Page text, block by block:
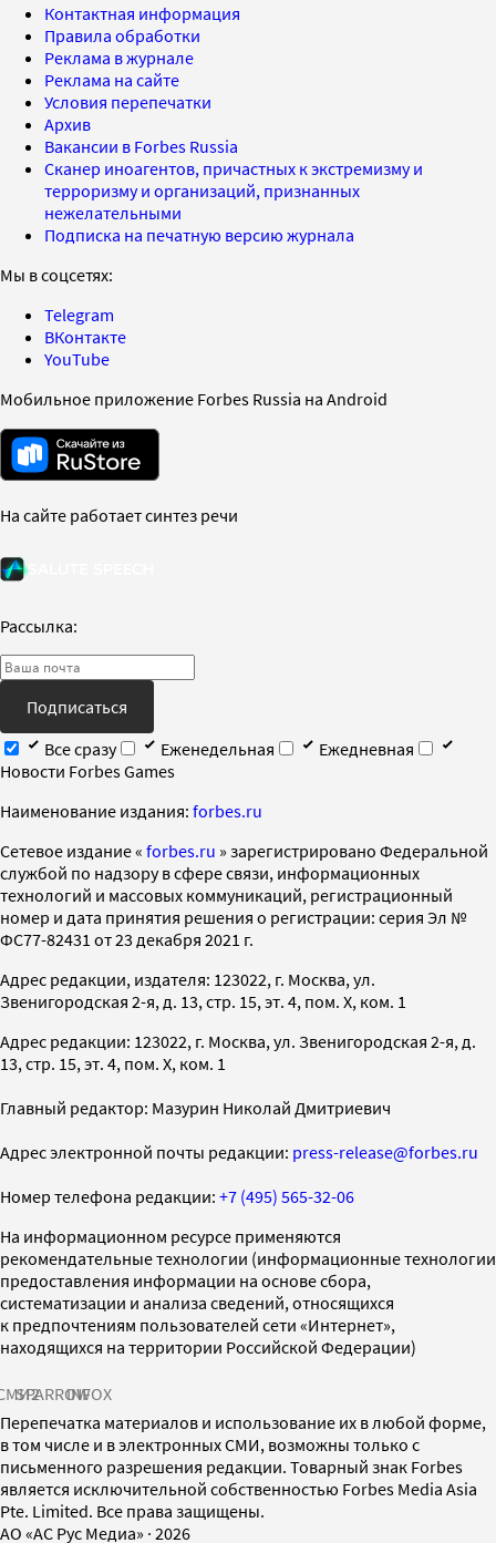
Контактная информация
Правила обработки
Реклама в журнале
Реклама на сайте
Условия перепечатки
Архив
Вакансии в Forbes Russia
Сканер иноагентов, причастных к экстремизму и
терроризму и организаций, признанных
нежелательными
Подписка на печатную версию журнала
Мы в соцсетях:
Telegram
ВКонтакте
YouTube
Мобильное приложение Forbes Russia на Android
На сайте работает синтез речи
Рассылка:
Подписаться
Все сразу
Еженедельная
Ежедневная
Новости Forbes Games
Наименование издания: forbes.ru
Cетевое издание « forbes.ru » зарегистрировано Федеральной
службой по надзору в сфере связи, информационных
технологий и массовых коммуникаций, регистрационный
номер и дата принятия решения о регистрации: серия Эл №
ФС77-82431 от 23 декабря 2021 г.
Адрес редакции, издателя: 123022, г. Москва, ул.
Звенигородская 2-я, д. 13, стр. 15, эт. 4, пом. X, ком. 1
Адрес редакции: 123022, г. Москва, ул. Звенигородская 2-я, д.
13, стр. 15, эт. 4, пом. X, ком. 1
Главный редактор: Мазурин Николай Дмитриевич
Адрес электронной почты редакции: press-release@forbes.ru
Номер телефона редакции: +7 (495) 565-32-06
На информационном ресурсе применяются
рекомендательные технологии (информационные технологии
предоставления информации на основе сбора,
систематизации и анализа сведений, относящихся
к предпочтениям пользователей сети «Интернет»,
находящихся на территории Российской Федерации)
SPARROWINFOX
Перепечатка материалов и использование их в любой форме,
в том числе и в электронных СМИ, возможны только с
письменного разрешения редакции. Товарный знак Forbes
является исключительной собственностью Forbes Media Asia
Pte. Limited. Все права защищены.
AO «АС Рус Медиа» · 2026